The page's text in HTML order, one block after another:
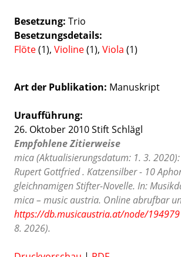
Besetzung Trio
Besetzungsdetails
Flöte(1), Violine(1), Viola (1)
Art der Publikation Manuskript
Uraufführung:
26. Oktober 2010 Stift Schlägl
Empfohlene Zitierweise
mica (Aktualisierungsdatum: 1. 3.
Rupert Gottfried . Katzensilber - 10
gleichnamigen Stifter-Novelle. In:
mica – music austria. Online abrufbar
https://db.musicaustria.at/node/194979
8. 2026).